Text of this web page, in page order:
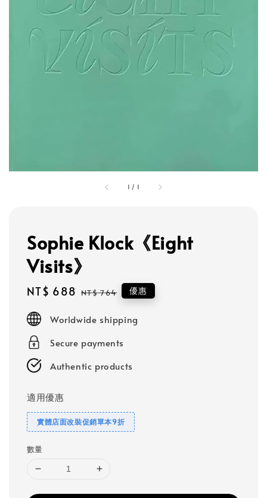
1 / 1
Sophie Klock《Eight
Visits》
Sale
NT$ 688 Regular
NT$ 764 優惠
Worldwide shipping
Secure payments
Authentic products
適用優惠
實體店面改裝促銷單本9折
數量